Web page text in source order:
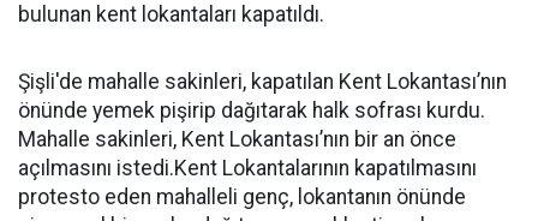
bulunan kent lokantaları kapatıldı.
Şişli'de mahalle sakinleri, kapatılan Kent Lokantası’nın
önünde yemek pişirip dağıtarak halk sofrası kurdu.
Mahalle sakinleri, Kent Lokantası’nın bir an önce
açılmasını istedi.Kent Lokantalarının kapatılmasını
protesto eden mahalleli genç, lokantanın önünde